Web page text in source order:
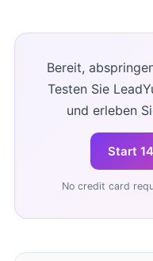
Bereit,
Testen Sie
und erleben
Start
No credit card